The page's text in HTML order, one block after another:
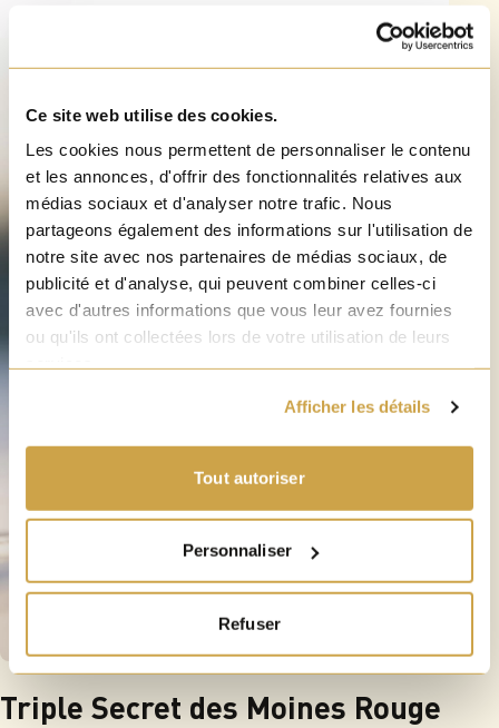
Ce site web utilise des cookies.
Les cookies nous permettent de personnaliser le contenu
et les annonces, d'offrir des fonctionnalités relatives aux
médias sociaux et d'analyser notre trafic. Nous
partageons également des informations sur l'utilisation de
notre site avec nos partenaires de médias sociaux, de
publicité et d'analyse, qui peuvent combiner celles-ci
avec d'autres informations que vous leur avez fournies
ou qu'ils ont collectées lors de votre utilisation de leurs
Afficher les détails
Tout autoriser
Personnaliser
Refuser
Triple Secret des Moines Rouge